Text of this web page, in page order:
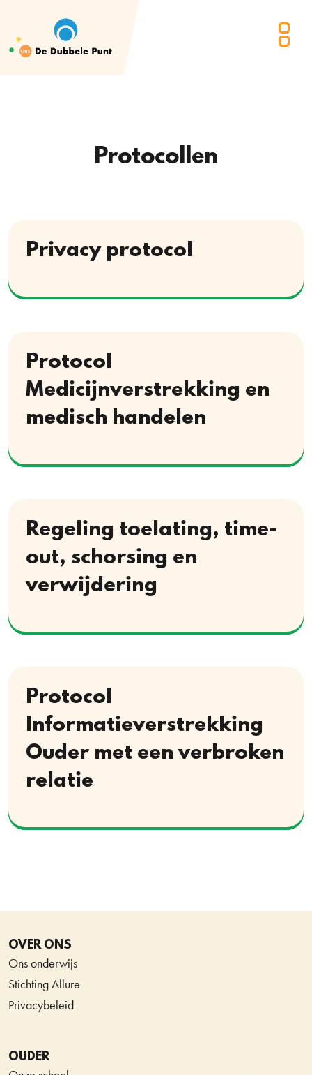
Protocollen
Privacy protocol
Protocol
Medicijnverstrekking en
medisch handelen
Regeling toelating, time-
out, schorsing en
verwijdering
Protocol
Informatieverstrekking
Ouder met een verbroken
relatie
OVER ONS
Ons onderwijs
Stichting Allure
Privacybeleid
OUDER